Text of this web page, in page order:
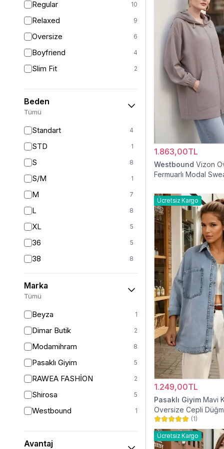
Regular 10
Relaxed 9
Oversize 6
Boyfriend 4
Slim Fit 2
Beden
Tümü
Standart 4
STD 1
S 8
S/M 1
M 7
L 8
XL 5
36 5
38 8
40 7
42 7
Marka
Tümü
Beyza 1
Dimar Butik 2
Modamihram 8
Pasaklı Giyim 5
RAWEA FASHİON 2
Shirosa 5
Westbound 1
Avantaj
1.863,00TL
Westbound Vizon
Fermuarlı Modal
Ücretsiz Kargo
1.249,00TL
Pasaklı Giyim Mavi
Oversize Cepli
Gömlek Ceket
(1)
Ücretsiz Kargo